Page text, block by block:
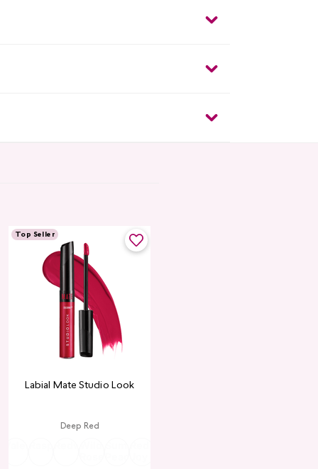
Top Seller
Labial Mate Studio Look
Deep Red